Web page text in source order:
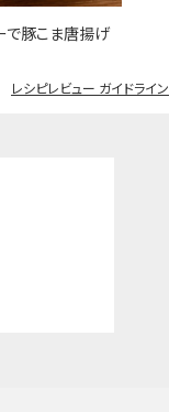
で豚こま唐揚げ
レシピレビュー ガイドライン